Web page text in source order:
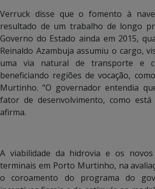
Verruck disse que o fomento à
resultado de um trabalho de longo
Governo do Estado ainda em 2015,
Reinaldo Azambuja assumiu o cargo,
uma via natural de transporte e
beneficiando regiões de vocação,
Murtinho. “O governador entendia
fator de desenvolvimento, como está
afirma.
A viabilidade da hidrovia e os
terminais em Porto Murtinho, na
o coroamento do programa do